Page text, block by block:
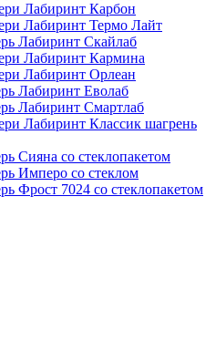
Лабиринт Карбон
Лабиринт Термо Лайт
Лабиринт Скайлаб
Лабиринт Кармина
Лабиринт Орлеан
Лабиринт Еволаб
Лабиринт Смартлаб
Лабиринт Классик шагрень
Сияна со стеклопакетом
Имперо со стеклом
Фрост 7024 со стеклопакетом